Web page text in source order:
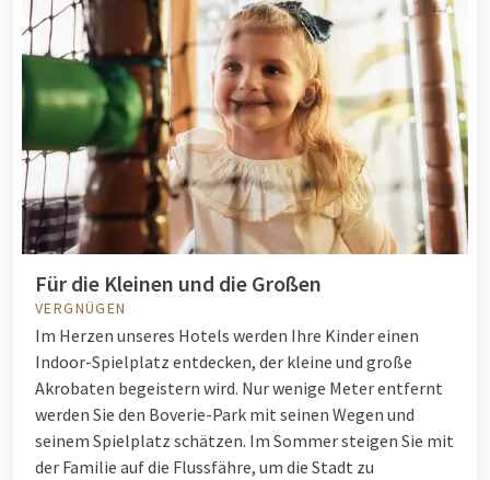
Für die Kleinen und die Großen
VERGNÜGEN
Im Herzen unseres Hotels werden Ihre Kinder einen
Indoor-Spielplatz entdecken, der kleine und große
Akrobaten begeistern wird. Nur wenige Meter entfernt
werden Sie den Boverie-Park mit seinen Wegen und
seinem Spielplatz schätzen. Im Sommer steigen Sie mit
der Familie auf die Flussfähre, um die Stadt zu